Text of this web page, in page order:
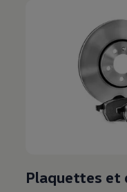
Plaquettes et